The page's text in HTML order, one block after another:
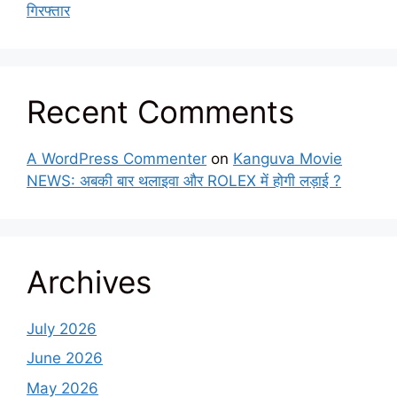
गिरफ्तार
Recent Comments
A WordPress Commenter on Kanguva Movie
NEWS: अबकी बार थलाइवा और ROLEX में होगी लड़ाई ?
Archives
July 2026
June 2026
May 2026